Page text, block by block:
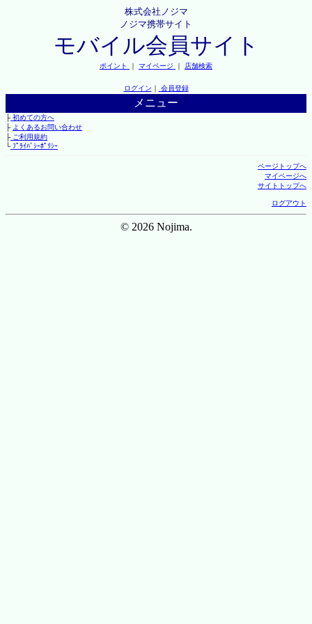
株式会社ノジマ
ノジマ携帯サイト
モバイル会員サイト
ポイント ｜ マイページ ｜ 店舗検索
ログイン ｜ 会員登録
メニュー
├初めての方へ
├ よくあるお問い合わせ
├ご利用規約
└ﾌﾟﾗｲﾊﾞｼｰﾎﾟﾘｼｰ
ページトップへ
マイページへ
サイトトップへ
ログアウト
© 2026 Nojima.